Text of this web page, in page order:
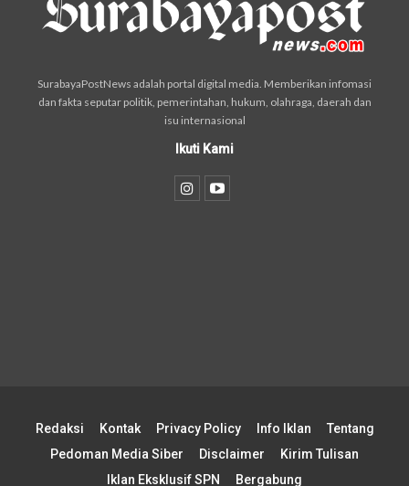
SurabayaPostNews adalah portal digital media. Memberikan infomasi
dan fakta seputar politik, pemerintahan, hukum, olahraga, daerah dan
isu internasional
Ikuti Kami
Redaksi Kontak Privacy Policy Info Iklan
Tentang
Pedoman Media Siber
Disclaimer
Kirim Tulisan
Iklan Eksklusif SPN
Bergabung